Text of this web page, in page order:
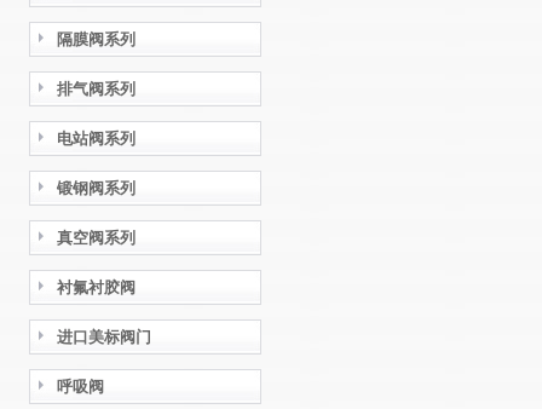
隔膜阀系列
排气阀系列
电站阀系列
锻钢阀系列
真空阀系列
衬氟衬胶阀
进口美标阀门
呼吸阀